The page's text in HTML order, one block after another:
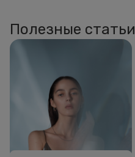
Полезные статьи